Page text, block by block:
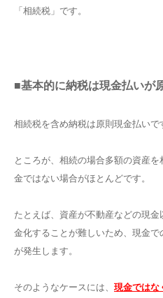
「相続税」です。
■基本的に納税は現金払いが
相続税を含め納税は原則現金払いで
ところが、相続の場合多額の資産
金ではない場合がほとんどです。
たとえば、資産が不動産などの現
金化することが難しいため、現金
が発生します。
そのようなケースには、 現金ではな